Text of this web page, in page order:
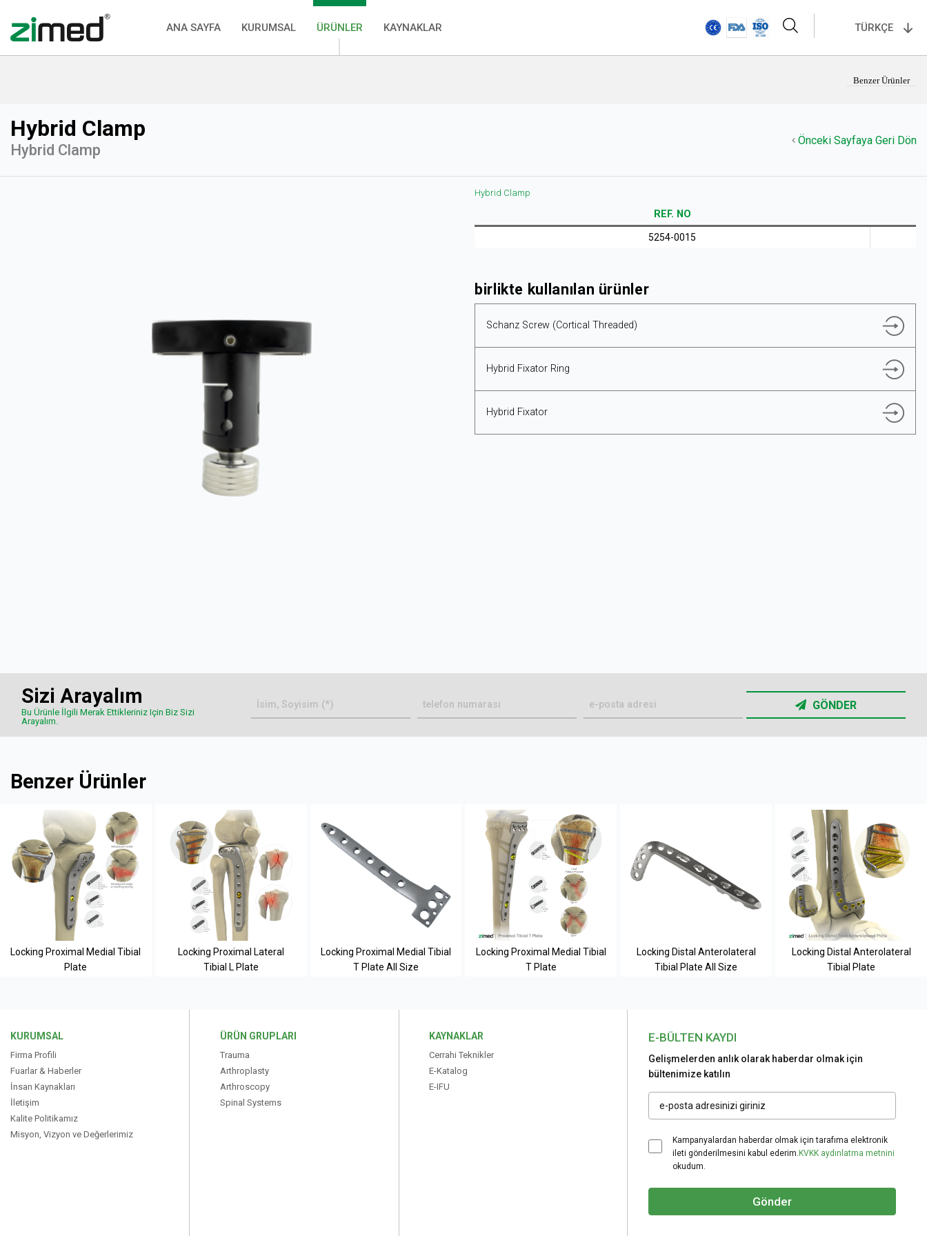
ANA SAYFA KURUMSAL ÜRÜNLER KAYNAKLAR TÜRKÇE
Benzer Ürünler
Hybrid Clamp
Hybrid Clamp
Önceki Sayfaya Geri Dön
Hybrid Clamp
REF. NO
5254-0015
birlikte kullanılan ürünler
Schanz Screw (Cortical Threaded)
Hybrid Fixator Ring
Hybrid Fixator
Sizi Arayalım
Bu Ürünle İlgili Merak Ettikleriniz Için Biz Sizi
Arayalım.
GÖNDER
Benzer Ürünler
Locking Proximal Medial Tibial
Plate
Locking Proximal Lateral
Tibial L Plate
Locking Proximal Medial Tibial
T Plate All Size
Locking Proximal Medial Tibial
T Plate
Locking Distal Anterolateral
Tibial Plate All Size
Locking Distal Anterolateral
Tibial Plate
KURUMSAL
Firma Profili
Fuarlar & Haberler
İnsan Kaynakları
İletişim
Kalite Politikamız
Misyon, Vizyon ve Değerlerimiz
ÜRÜN GRUPLARI
Trauma
Arthroplasty
Arthroscopy
Spinal Systems
KAYNAKLAR
Cerrahi Teknikler
E-Katalog
E-IFU
E-BÜLTEN KAYDI
Gelişmelerden anlık olarak haberdar olmak için
bültenimize katılın
Kampanyalardan haberdar olmak için tarafıma elektronik
ileti gönderilmesini kabul ederim. KVKK aydınlatma metnini
okudum.
Gönder